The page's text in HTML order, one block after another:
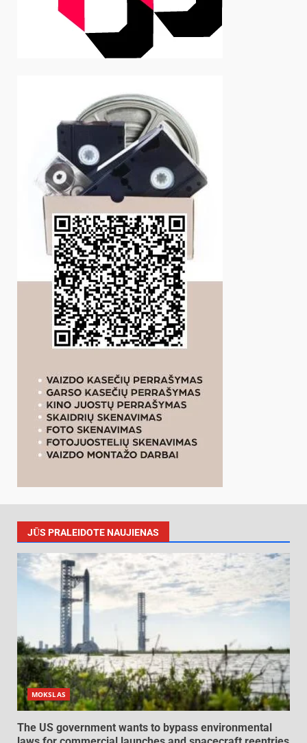
JŪS PRALEIDOTE NAUJIENAS
MOKSLAS
The US government wants to bypass environmental